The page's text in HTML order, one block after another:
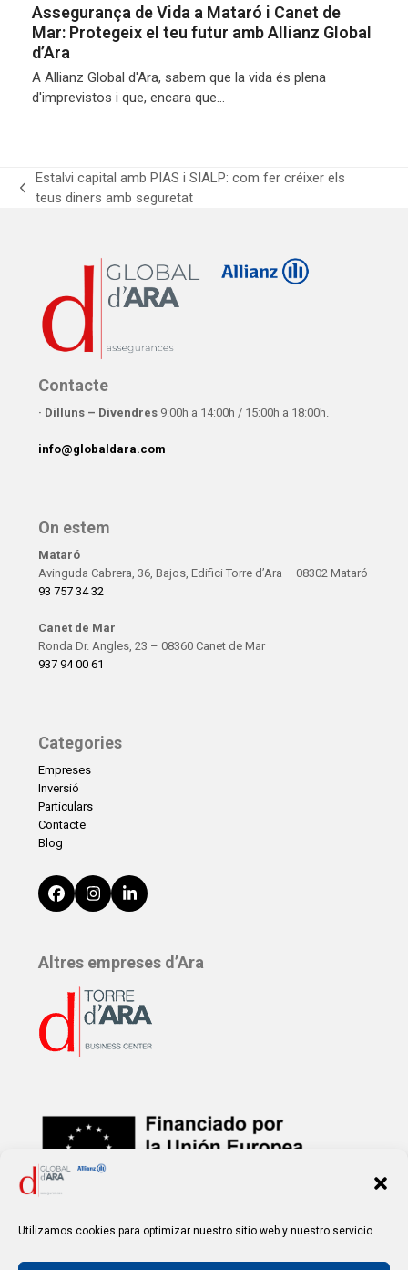
Utilizamos cookies para optimizar nuestro sitio web y nuestro servicio.
Assegurança de Vida a Mataró i Canet de
Mar: Protegeix el teu futur amb Allianz Global
d’Ara
A Allianz Global d'Ara, sabem que la vida és plena
d'imprevistos i que, encara que…
previous
Estalvi capital amb PIAS i SIALP: com fer créixer els
teus diners amb seguretat
Contacte
· Dilluns – Divendres 9:00h a 14:00h / 15:00h a 18:00h.
info@globaldara.com
On estem
Mataró
Avinguda Cabrera, 36, Bajos, Edifici Torre d’Ara – 08302 Mataró
93 757 34 32
Canet de Mar
Ronda Dr. Angles, 23 – 08360 Canet de Mar
937 94 00 61
Categories
Empreses
Inversió
Particulars
Contacte
Blog
FacebookInstagram
LinkedIn
Altres empreses d’Ara